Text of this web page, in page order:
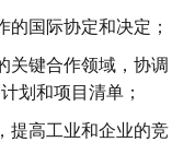
国际协定和决定；
关键合作领域，协调
划和项目清单；
提高工业和企业的竞